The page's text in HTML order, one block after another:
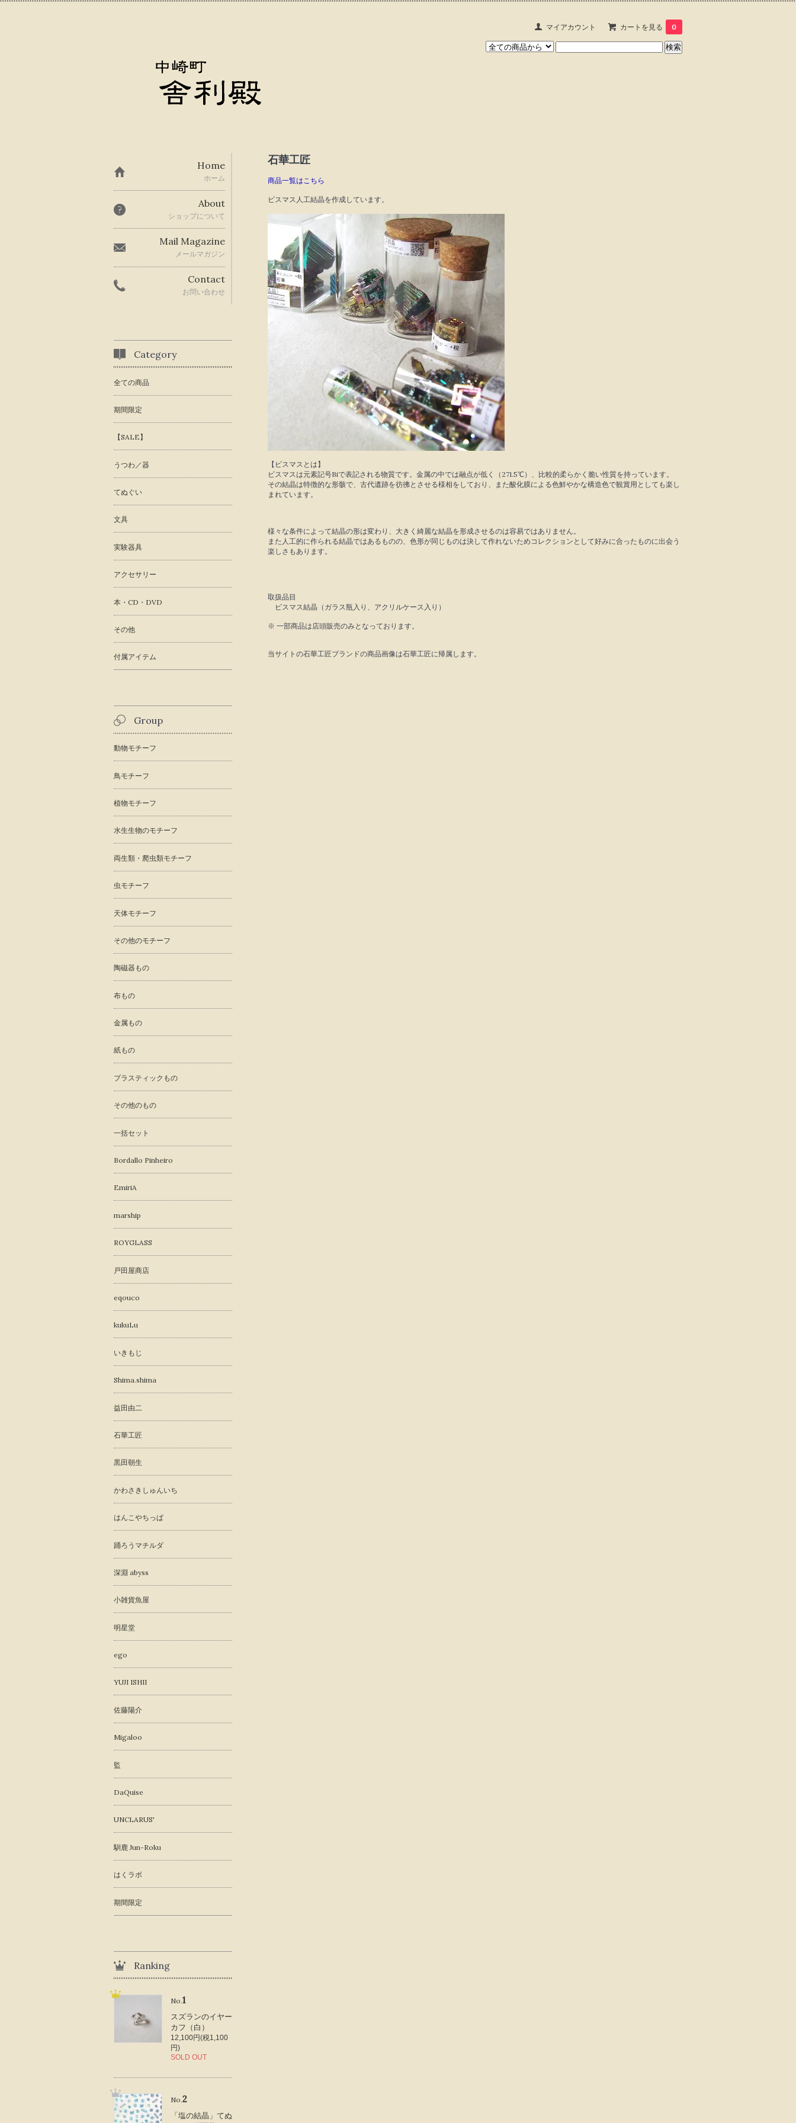
マイアカウント カートを見る 0
石華工匠
商品一覧はこちら
ビスマス人工結晶を作成しています。
【ビスマスとは】
ビスマスは元素記号Biで表記される物質です。金属の中では融点が低く（271.5℃）、比較的柔らかく脆い性質を持っています。
その結晶は特徴的な形骸で、古代遺跡を彷彿とさせる様相をしており、また酸化膜による色鮮やかな構造色で観賞用としても楽し
まれています。
様々な条件によって結晶の形は変わり、大きく綺麗な結晶を形成させるのは容易ではありません。
また人工的に作られる結晶ではあるものの、色形が同じものは決して作れないためコレクションとして好みに合ったものに出会う
楽しさもあります。
取扱品目
ビスマス結晶（ガラス瓶入り、アクリルケース入り）
※ 一部商品は店頭販売のみとなっております。
当サイトの石華工匠ブランドの商品画像は石華工匠に帰属します。
Home
ホーム
About
ショップについて
Mail Magazine
メールマガジン
Contact
お問い合わせ
Category
全ての商品
期間限定
【SALE】
うつわ／器
てぬぐい
文具
実験器具
アクセサリー
本・CD・DVD
その他
付属アイテム
Group
動物モチーフ
鳥モチーフ
植物モチーフ
水生生物のモチーフ
両生類・爬虫類モチーフ
虫モチーフ
天体モチーフ
その他のモチーフ
陶磁器もの
布もの
金属もの
紙もの
プラスティックもの
その他のもの
一括セット
Bordallo Pinheiro
EmiriA
marship
ROYGLASS
戸田屋商店
eqouco
kukuLu
いきもじ
Shima.shima
益田由二
石華工匠
黒田朝生
かわさきしゅんいち
はんこやちっぱ
踊ろうマチルダ
深淵 abyss
小雑貨魚屋
明星堂
ego
YUJI ISHII
佐藤陽介
Migaloo
監
DaQuise
UNCLARUS'
馴鹿 Jun-Roku
はくラボ
期間限定
Ranking
No.1
スズランのイヤー
カフ（白）
12,100円(税1,100
円)
SOLD OUT
No.2
「塩の結晶」てぬ